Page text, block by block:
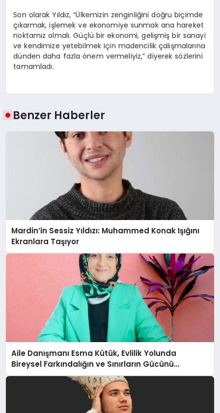
Son olarak Yıldız, “Ülkemizin zenginliğini doğru biçimde
çıkarmak, işlemek ve ekonomiye sunmak ana hareket
noktamız olmalı. Güçlü bir ekonomi, gelişmiş bir sanayi
ve kendimize yetebilmek için madencilik çalışmalarına
dünden daha fazla önem vermeliyiz,” diyerek sözlerini
tamamladı.
Benzer Haberler
Mardin’in Sessiz Yıldızı: Muhammed Konak Işığını
Ekranlara Taşıyor
Aile Danışmanı Esma Kütük, Evlilik Yolunda
Bireysel Farkındalığın ve Sınırların Gücünü
Anlatıyor